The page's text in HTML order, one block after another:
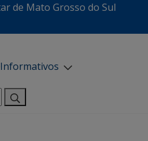
de Mato Grosso do Sul
Informativos